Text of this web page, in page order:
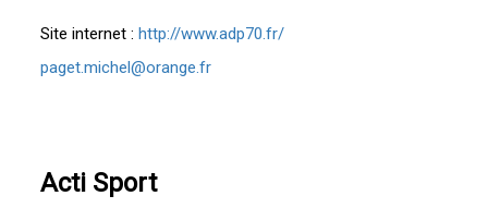
Site internet : http://www.adp70.fr/
paget.michel@orange.fr
Acti Sport